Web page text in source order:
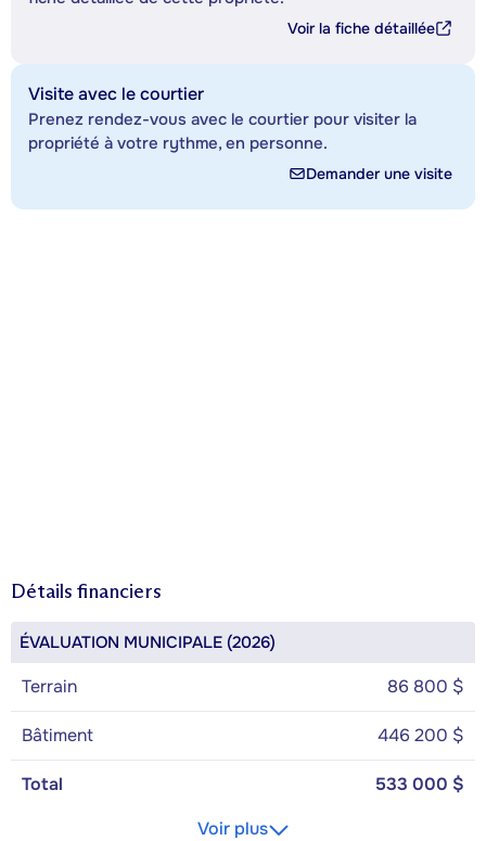
Voir la fiche détaillée
Visite avec le courtier
Prenez rendez-vous avec le courtier pour visiter la
propriété à votre rythme, en personne.
Demander une visite
Détails financiers
ÉVALUATION MUNICIPALE (2026)
Terrain 86 800 $
Bâtiment 446 200 $
Total
533 000 $
Voir plus